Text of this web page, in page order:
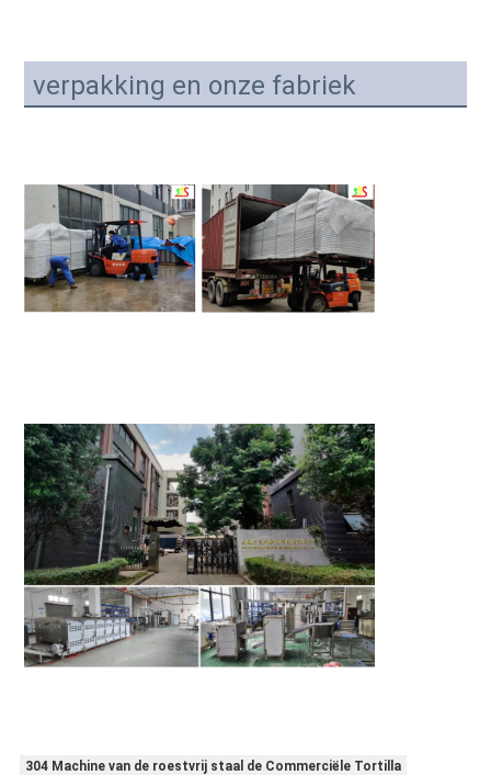
verpakking en onze fabriek
304 Machine van de roestvrij staal de Commerciële Tortilla